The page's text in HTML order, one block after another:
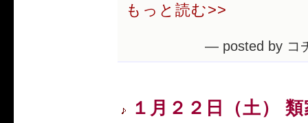
もっと読む>>
— posted by コ
１月２２日（土）